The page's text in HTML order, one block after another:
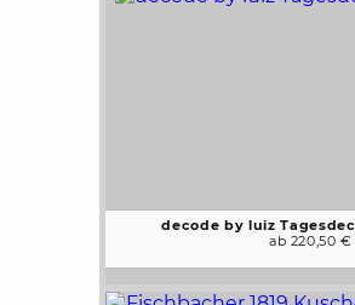
decode by luiz
ab 220,50 €